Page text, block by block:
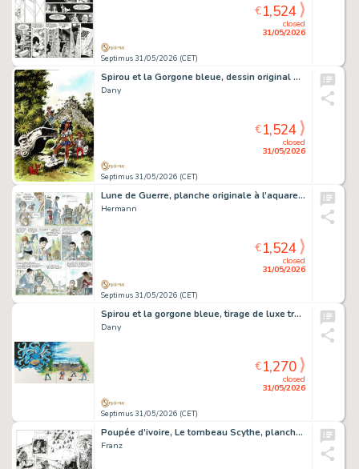
Septimus 31/05/2026 (CET)
closed
31/05/2026
€1,524
Spirou et la Gorgone bleue, dessin original à l’encre de chine et aux encres de couleurs réalisé pour un tiré à part du tirage de luxe.
Dany
Septimus 31/05/2026 (CET)
closed
31/05/2026
€1,524
Lune de Guerre, planche originale à l’aquarelle pour cet album paru en 2000 chez Dupuis.
Hermann
Septimus 31/05/2026 (CET)
closed
31/05/2026
€1,524
Spirou et la gorgone bleue, tirage de luxe très grand format limité à 269 ex., agrémenté d’une dédicace.
Dany
Septimus 31/05/2026 (CET)
closed
31/05/2026
€1,270
Poupée d’ivoire, Le tombeau Scythe, planche originale à l’encre de chine.
Franz